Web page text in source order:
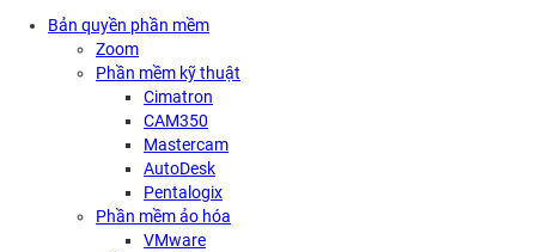
Bản quyền phần mềm
Zoom
Phần mềm kỹ thuật
Cimatron
CAM350
Mastercam
AutoDesk
Pentalogix
Phần mềm ảo hóa
VMware